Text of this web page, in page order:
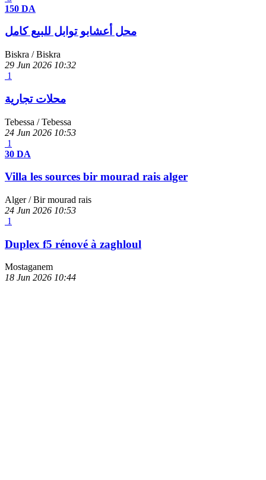
150 DA
محل أعشابو توابل للبيع كامل
Biskra / Biskra
29 Jun 2026 10:32
1
محلات تجارية
Tebessa / Tebessa
24 Jun 2026 10:53
1
30 DA
Villa les sources bir mourad rais alger
Alger/ Bir mourad rais
24 Jun 2026 10:53
1
Duplex f5 rénové à zaghloul
Mostaganem
18 Jun 2026 10:44